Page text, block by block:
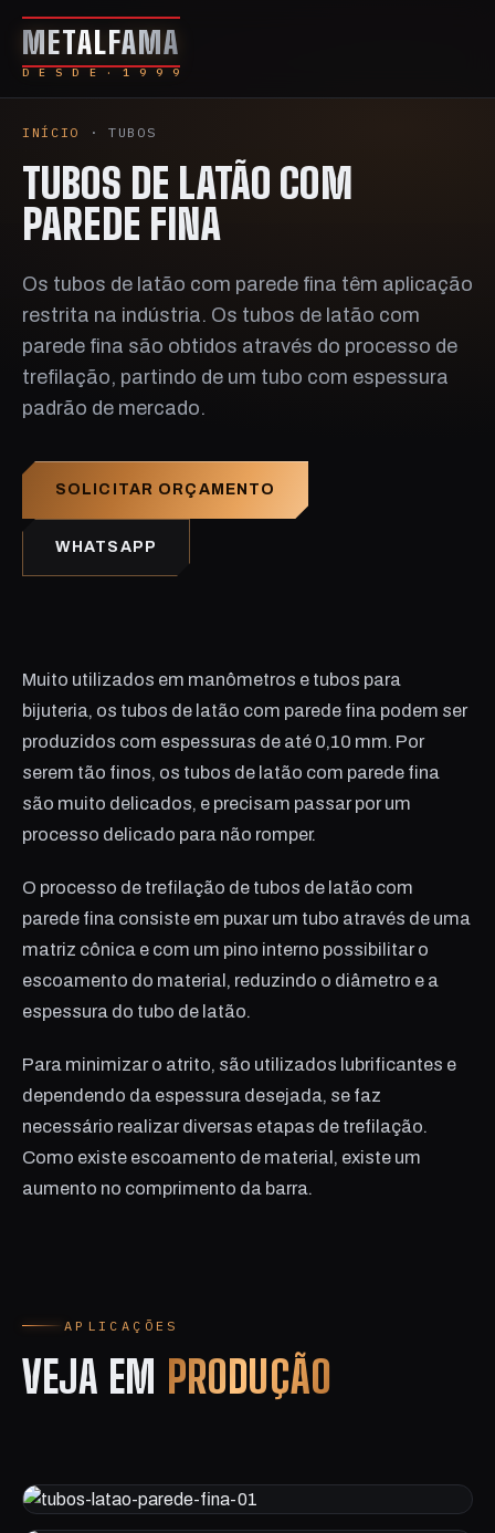
METALFAMA
D E S D E · 1 9 9 9
INÍCIO · TUBOS
TUBOS DE LATÃO COM
PAREDE FINA
Os tubos de latão com parede fina têm aplicação
restrita na indústria. Os tubos de latão com
parede fina são obtidos através do processo de
trefilação, partindo de um tubo com espessura
padrão de mercado.
SOLICITAR ORÇAMENTO
WHATSAPP
Muito utilizados em manômetros e tubos para
bijuteria, os tubos de latão com parede fina podem ser
produzidos com espessuras de até 0,10 mm. Por
serem tão finos, os tubos de latão com parede fina
são muito delicados, e precisam passar por um
processo delicado para não romper.
O processo de trefilação de tubos de latão com
parede fina consiste em puxar um tubo através de uma
matriz cônica e com um pino interno possibilitar o
escoamento do material, reduzindo o diâmetro e a
espessura do tubo de latão.
Para minimizar o atrito, são utilizados lubrificantes e
dependendo da espessura desejada, se faz
necessário realizar diversas etapas de trefilação.
Como existe escoamento de material, existe um
aumento no comprimento da barra.
APLICAÇÕES
VEJA EM PRODUÇÃO